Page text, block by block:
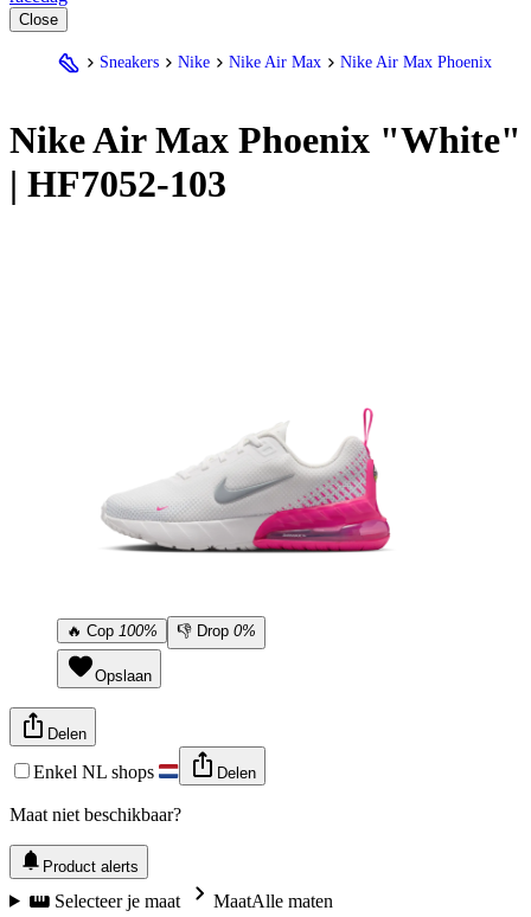
Close
Sneakers Nike Nike Air Max Nike Air Max Phoenix
NikeAir Max Phoenix "White"
| HF7052-103
🔥 Cop 100% 👎 Drop 0%
Opslaan
Delen
Enkel NL shops Delen
Maat niet beschikbaar?
Product alerts
Selecteer je maat MaatAlle maten